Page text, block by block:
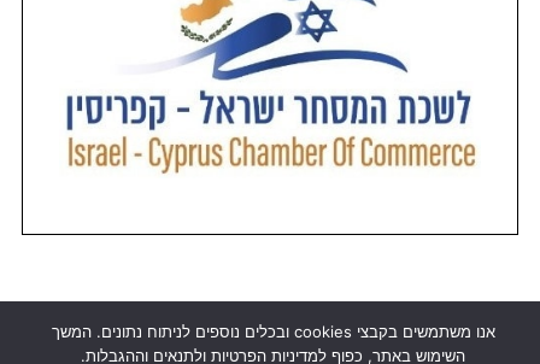
-מונקו-אתיופיה -האיים האזוריים-נורבגיה-הרפובליקה
אנו משתמשים בקבצי cookies ובכלים נוספים לניתוח נתונים. המשך
השימוש באתר, כפוף למדיניות הפרטיות ולתנאים וההגבלות.